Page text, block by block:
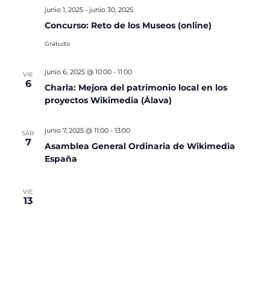
Concurso: Reto de los Museos (online)
junio 1, 2025- junio 30, 2025
Gratuito
VIE
6
Charla: Mejora del patrimonio local en los
proyectos Wikimedia (Álava)
junio 6, 2025 @ 10:00- 11:00
SÁB
7
Asamblea General Ordinaria de Wikimedia
España
junio 7, 2025 @ 11:00- 13:00
VIE
13